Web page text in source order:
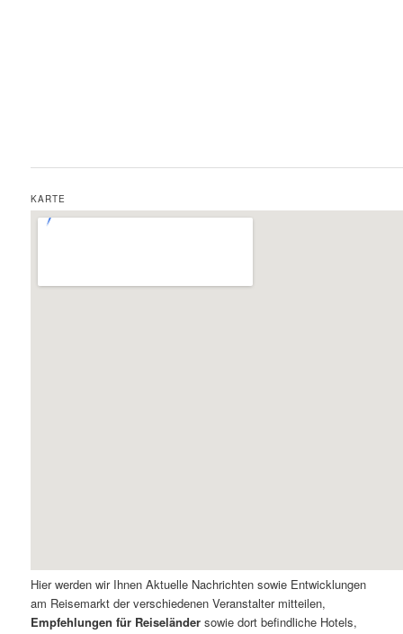
KARTE
Hier werden wir Ihnen Aktuelle Nachrichten sowie Entwicklungen
am Reisemarkt der verschiedenen Veranstalter mitteilen,
Empfehlungen für Reiseländer sowie dort befindliche Hotels,